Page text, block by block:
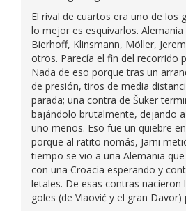
El rival de cuartos era uno de los
lo mejor es esquivarlos.
Bierhoff, Klinsmann, Möller,
otros. Parecía el fin del recorrido
Nada de eso porque tras un
de presión, tiros de media
parada; una contra de Šuker
bajándolo brutalmente, dejando
uno menos. Eso fue un quiebre
porque al ratito nomás, Jarni
tiempo se vio a una Alemania
con una Croacia esperando y
letales. De esas contras nacieron
goles (de Vlaović y el gran